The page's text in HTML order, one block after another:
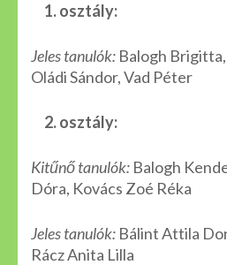
1. osztály:
Jeles tanulók: Balogh
Oládi Sándor, Vad Péter
2. osztály:
Kitűnő tanulók: Balogh
Dóra, Kovács Zoé Réka
Jeles tanulók: Bálint Attila
Rácz Anita Lilla